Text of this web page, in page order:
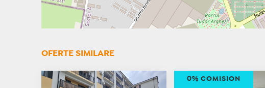
OFERTE SIMILARE
0% COMISION